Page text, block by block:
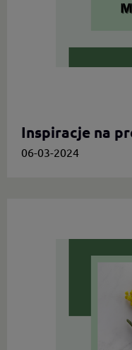
Inspiracje na
którzy cenią
06-03-2024